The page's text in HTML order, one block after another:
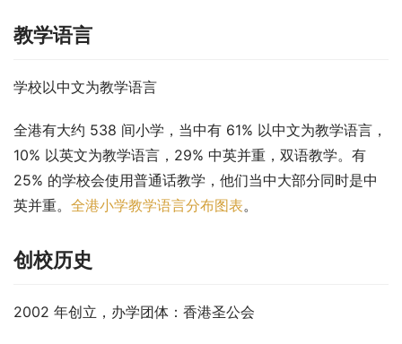
教学语言
学校以中文为教学语言
全港有大约 538 间小学，当中有 61% 以中文为教学语言，
10% 以英文为教学语言，29% 中英并重，双语教学。有
25% 的学校会使用普通话教学，他们当中大部分同时是中
英并重。 全港小学教学语言分布图表。
创校历史
2002 年创立，办学团体：香港圣公会